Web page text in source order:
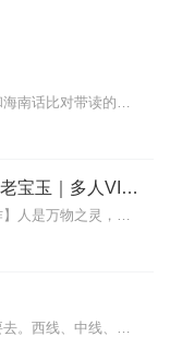
《学海南话》专辑是通过普通话和海南话比对带读的方式进行学习，按字、词、句、短语的顺序由浅入深进行带读，让学习者在较短的时间内能够使用海南话进行基本的日常交流，旨...
蛊真人｜大爱仙尊｜热血｜老宝玉｜多人VIP免费有声剧
内容简介【黑暗文反派流封神之作】人是万物之灵，蛊是天地真精。一个穿越者不断重生的故事。一个养蛊、炼蛊、用蛊的奇特世界。配音组（男角色）老宝玉旁白...
海南处处给人惊喜，这个冬天还要去。西线、中线、东线，环岛值得期待。